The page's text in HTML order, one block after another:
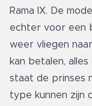
Rama IX. De
echter voor een
weer vliegen
kan betalen,
staat de prinses
type kunnen zijn